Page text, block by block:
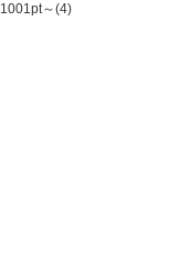
1001pt～(4)